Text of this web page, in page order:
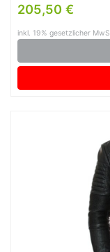
205,50 €
inkl. 19% gesetzlicher